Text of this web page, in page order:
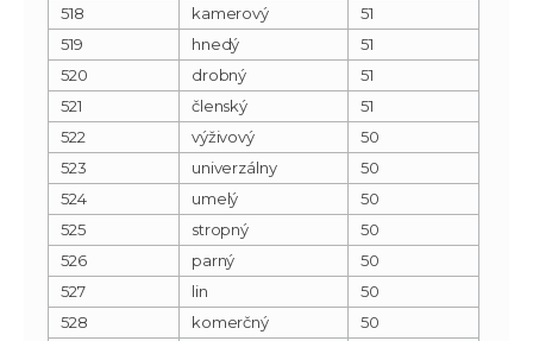
518
kamerový
51
519
hnedý
51
520
drobný
51
521
členský
51
522
výživový
50
523
univerzálny
50
524
umelý
50
525
stropný
50
526
parný
50
527
lin
50
528
komerčný
50